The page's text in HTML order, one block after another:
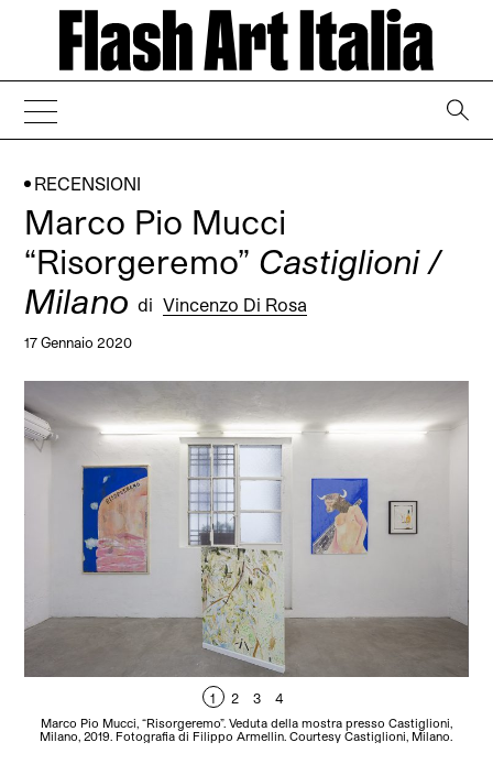
RECENSIONI
Marco Pio Mucci
“Risorgeremo” Castiglioni /
Milano di Vincenzo Di Rosa
17 Gennaio 2020
1 2 3 4
Marco Pio Mucci, “Risorgeremo”. Veduta della mostra presso Castiglioni,
Milano, 2019. Fotografia di Filippo Armellin. Courtesy Castiglioni, Milano.